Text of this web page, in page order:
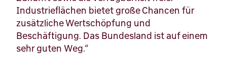
Industrieflächen bietet große Chancen für
zusätzliche Wertschöpfung und
Beschäftigung. Das Bundesland ist auf einem
sehr guten Weg.“